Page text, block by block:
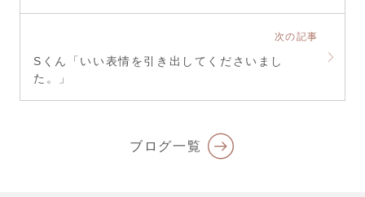
次の記事
Sくん「いい表情を引き出してくださいまし
た。」
ブログ一覧